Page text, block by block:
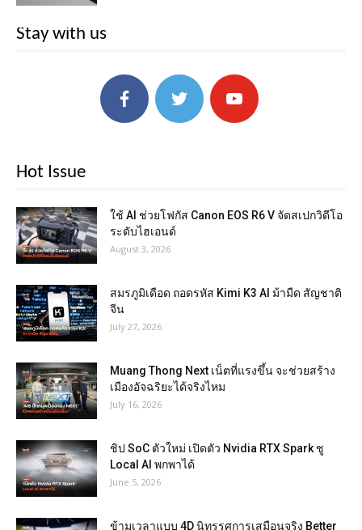
Stay with us
Hot Issue
ใช้ AI ช่วยโฟกัส Canon EOS R6 V จัดสเปกวิดีโอ
ระดับไฮเอนด์
August 3, 2026
สมรภูมิเดือด ถอดรหัส Kimi K3 AI ม้ามืด สัญชาติ
จีน
July 27, 2026
Muang Thong Next เน็ตที่แรงขึ้น จะช่วยสร้าง
เมืองอัจฉริยะได้จริงไหม
July 16, 2026
ชิป SoC ตัวใหม่ เปิดตัว Nvidia RTX Spark ชู
Local AI พกพาได้
June 5, 2026
ข้ามเวลาแบบ 4D นิทรรศการเสมือนจริง Better